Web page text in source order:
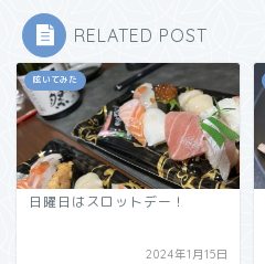
RELATED POST
呟いてみた
日曜日はスロットデー！
2024年1月15日